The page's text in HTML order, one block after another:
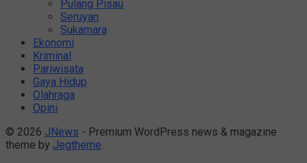
Pulang Pisau
Seruyan
Sukamara
Ekonomi
Kriminal
Pariwisata
Gaya Hidup
Olahraga
Opini
© 2026 JNews - Premium WordPress news & magazine
theme by Jegtheme